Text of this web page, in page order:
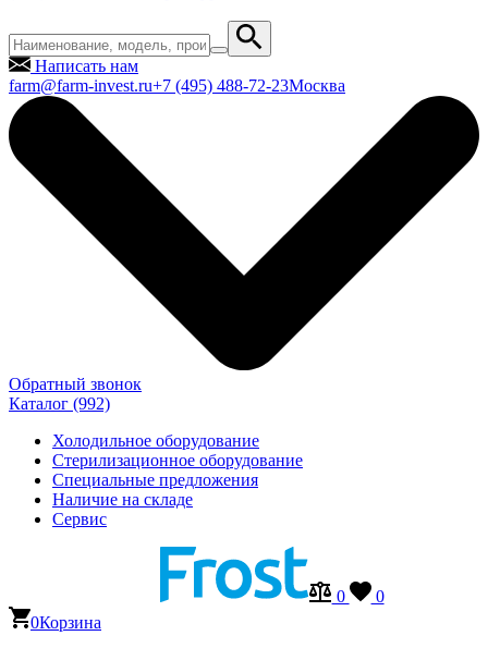
Написать нам
farm@farm-invest.ru+7 (495) 488-72-23Москва
Обратный звонок
Каталог (992)
Холодильное оборудование
Стерилизационное оборудование
Специальные предложения
Наличие на складе
Сервис
0
0
0Корзина